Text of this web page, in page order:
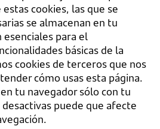
cookies, las que se
se almacenan en tu
esenciales para el
básicas de la
cookies de terceros que nos
cómo usas esta página.
tu navegador sólo con tu
puede que afecte